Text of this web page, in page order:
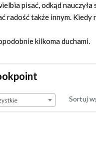
pisać, odkąd nauczyła
radość także innym. Kiedy
kilkoma duchami.
Sortuj